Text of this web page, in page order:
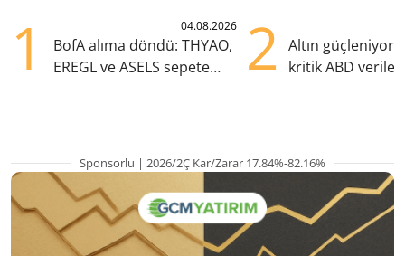
1 04.08.2026
BofA alıma döndü: THYAO,
EREGL ve ASELS sepete
2
Altın güçleniyor:
kritik ABD
Sponsorlu | 2026/2Ç Kar/Zarar 17.84%-82.16%